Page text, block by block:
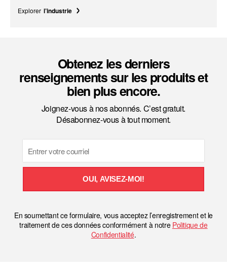
Explorer l’industrie
Obtenez les derniers
renseignements sur les produits et
bien plus encore.
Joignez-vous à nos abonnés. C’est gratuit.
Désabonnez-vous à tout moment.
OUI, AVISEZ-MOI!
En soumettant ce formulaire, vous acceptez l’enregistrement et le
traitement de ces données conformément à notre Politique de
Confidentialité.